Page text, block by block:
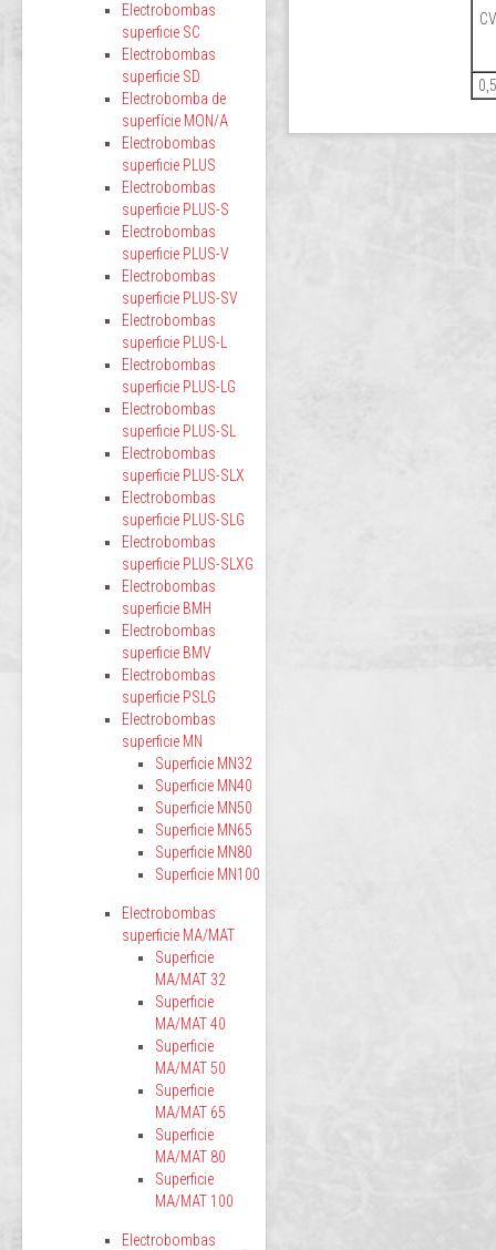
CV
0,5
Electrobombas
superficie SC
Electrobombas
superficie SD
Electrobomba de
superfície MON/A
Electrobombas
superficie PLUS
Electrobombas
superficie PLUS-S
Electrobombas
superficie PLUS-V
Electrobombas
superficie PLUS-SV
Electrobombas
superficie PLUS-L
Electrobombas
superficie PLUS-LG
Electrobombas
superficie PLUS-SL
Electrobombas
superficie PLUS-SLX
Electrobombas
superficie PLUS-SLG
Electrobombas
superficie PLUS-SLXG
Electrobombas
superficie BMH
Electrobombas
superficie BMV
Electrobombas
superficie PSLG
Electrobombas
superficie MN
Superficie MN32
Superficie MN40
Superficie MN50
Superficie MN65
Superficie MN80
Superficie MN100
Electrobombas
superficie MA/MAT
Superficie
MA/MAT 32
Superficie
MA/MAT 40
Superficie
MA/MAT 50
Superficie
MA/MAT 65
Superficie
MA/MAT 80
Superficie
MA/MAT 100
Electrobombas